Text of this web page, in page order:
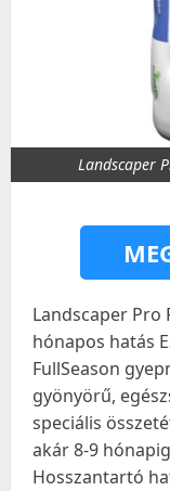
Landscaper
Landscaper Pro
hónapos hatás
FullSeason
gyönyörű,
speciális
akár 8-9
Hosszantartó